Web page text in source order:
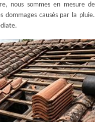
nous sommes en mesure de
causés par la pluie.